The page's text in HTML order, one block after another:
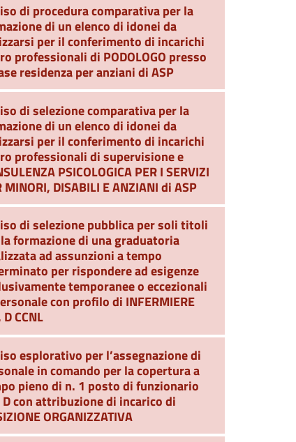
di procedura comparativa per la
di un elenco di idonei da
per il conferimento di incarichi
professionali di PODOLOGO presso
residenza per anziani di ASP
di selezione comparativa per la
di un elenco di idonei da
per il conferimento di incarichi
professionali di supervisione e
PSICOLOGICA PER I SERVIZI
MINORI, DISABILI E ANZIANI di ASP
di selezione pubblica per soli titoli
formazione di una graduatoria
ad assunzioni a tempo
per rispondere ad esigenze
temporanee o eccezionali
con profilo di INFERMIERE
CCNL
esplorativo per l’assegnazione di
in comando per la copertura a
pieno di n. 1 posto di funzionario
con attribuzione di incarico di
ORGANIZZATIVA